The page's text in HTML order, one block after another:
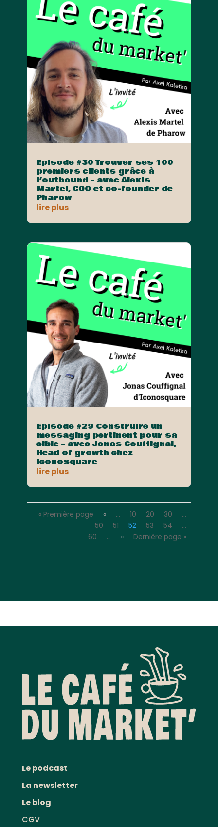
Episode #30 Trouver ses 100
premiers clients grâce à
l’outbound – avec Alexis
Martel, COO et co-founder de
Pharow
lire plus
Episode #29 Construire un
messaging pertinent pour sa
cible – avec Jonas Couffignal,
Head of growth chez
Iconosquare
lire plus
« Première page « … 10 20 30
…
50
51 52 53 54
…
60
… » Dernière page »
Le podcast
La newsletter
Le blog
CGV